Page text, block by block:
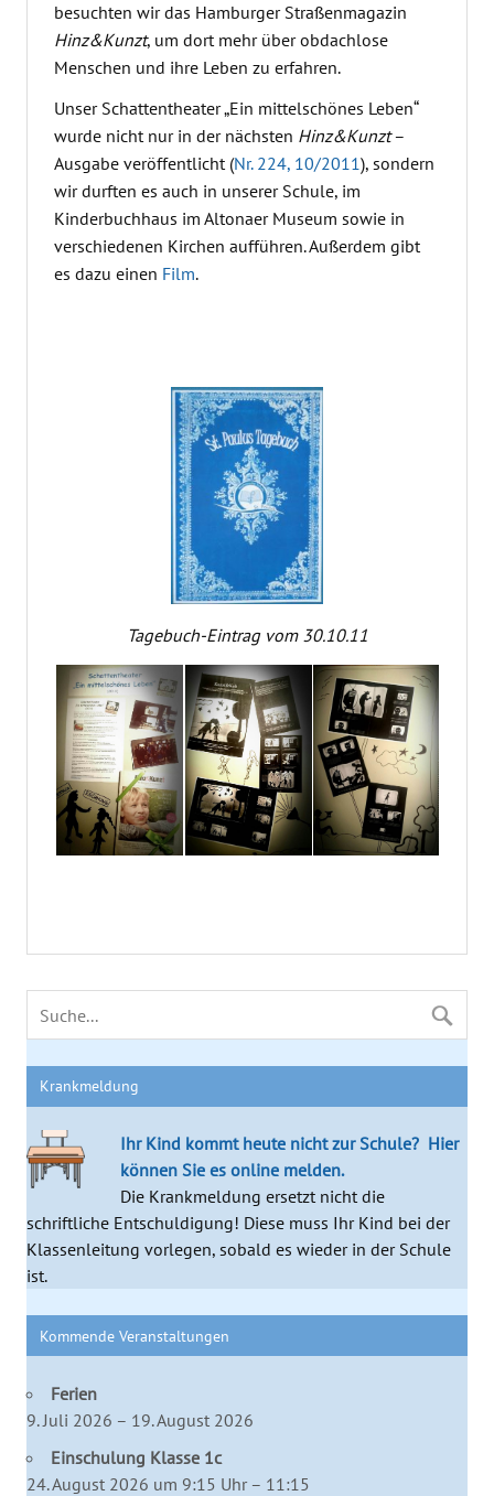
besuchten wir das Hamburger Straßenmagazin
Hinz&Kunzt, um dort mehr über obdachlose
Menschen und ihre Leben zu erfahren.
Unser Schattentheater „Ein mittelschönes Leben“
wurde nicht nur in der nächsten Hinz&Kunzt–
Ausgabe veröffentlicht (Nr. 224, 10/2011), sondern
wir durften es auch in unserer Schule, im
Kinderbuchhaus im Altonaer Museum sowie in
verschiedenen Kirchen aufführen. Außerdem gibt
es dazu einen Film.
Tagebuch-Eintrag vom 30.10.11
Krankmeldung
Ihr Kind kommt heute nicht zur Schule? Hier
können Sie es online melden.
Die Krankmeldung ersetzt nicht die
schriftliche Entschuldigung! Diese muss Ihr Kind bei der
Klassenleitung vorlegen, sobald es wieder in der Schule
ist.
Kommende Veranstaltungen
Ferien
9. Juli 2026 – 19. August 2026
Einschulung Klasse 1c
24. August 2026 um 9:15 Uhr – 11:15